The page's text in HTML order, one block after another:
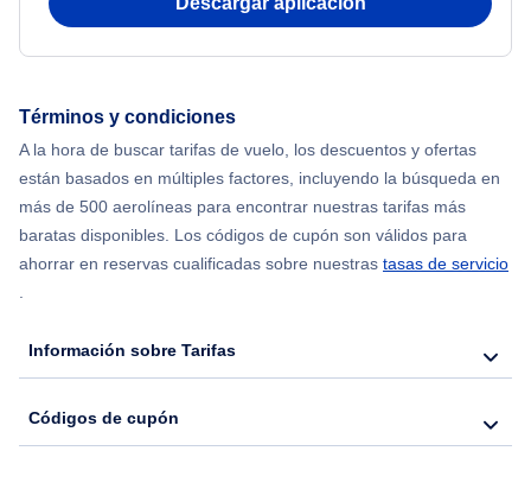
Flights from Shanghai to Nueva York
Flights from Delhi to Nueva York
Flights from Chicago to Delhi
Flights from Nueva York to Seúl
Flights from Nueva York to Barcelona
Términos y condiciones
A la hora de buscar tarifas de vuelo, los descuentos y ofertas
están basados en múltiples factores, incluyendo la búsqueda en
más de 500 aerolíneas para encontrar nuestras tarifas más
baratas disponibles. Los códigos de cupón son válidos para
ahorrar en reservas cualificadas sobre nuestras tasas de servicio
.
Información sobre Tarifas
Códigos de cupón